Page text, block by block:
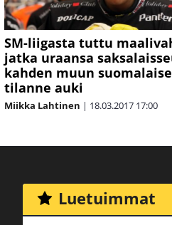
SM-liigasta tuttu
jatka uraansa
kahden muun
tilanne auki
Miikka Lahtinen | 18.03.2017 17:00
Luetuimmat